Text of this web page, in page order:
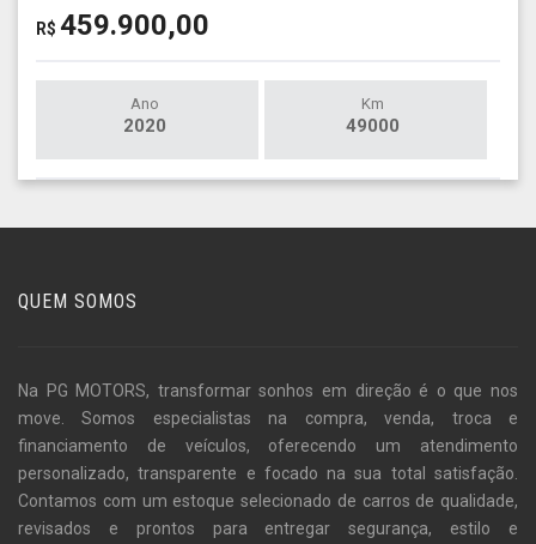
R$ 459.900,00
Ano
2020
Km
49000
QUEM SOMOS
Na PG MOTORS, transformar sonhos em direção é o que nos
move. Somos especialistas na compra, venda, troca e
financiamento de veículos, oferecendo um atendimento
personalizado, transparente e focado na sua total satisfação.
Contamos com um estoque selecionado de carros de qualidade,
revisados e prontos para entregar segurança, estilo e